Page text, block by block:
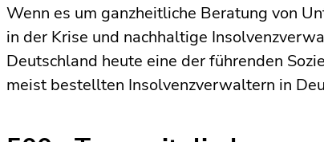
Wenn es um ganzheitliche Beratung von
in der Krise und nachhaltige
Deutschland heute eine der führenden
meist bestellten Insolvenzverwaltern in